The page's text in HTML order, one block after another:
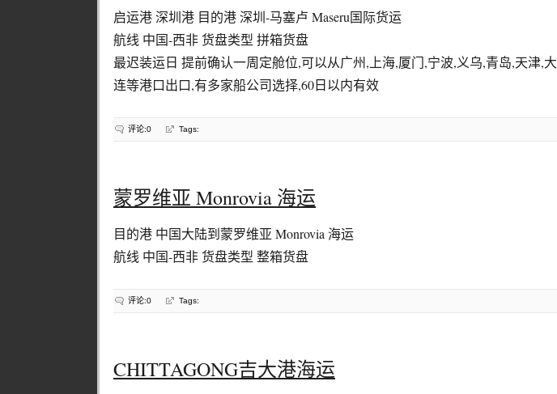
启运港 深圳港 目的港 深圳-马塞卢 Maseru国际货运
航线 中国-西非 货盘类型 拼箱货盘
最迟装运日 提前确认一周定舱位,可以从广州,上海,厦门,宁波,义乌,青岛,天津,大
连等港口出口,有多家船公司选择,60日以内有效
评论:0 Tags:
蒙罗维亚 Monrovia 海运
目的港 中国大陆到蒙罗维亚 Monrovia 海运
航线 中国-西非 货盘类型 整箱货盘
评论:0 Tags:
CHITTAGONG吉大港海运